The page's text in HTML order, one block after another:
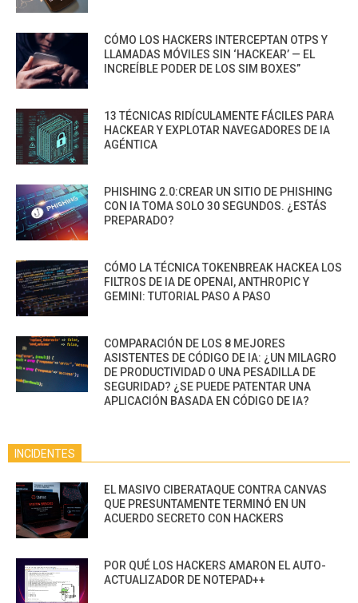
CÓMO LOS HACKERS INTERCEPTAN OTPS Y
LLAMADAS MÓVILES SIN ‘HACKEAR’ — EL
INCREÍBLE PODER DE LOS SIM BOXES”
13 TÉCNICAS RIDÍCULAMENTE FÁCILES PARA
HACKEAR Y EXPLOTAR NAVEGADORES DE IA
AGÉNTICA
PHISHING 2.0:CREAR UN SITIO DE PHISHING
CON IA TOMA SOLO 30 SEGUNDOS. ¿ESTÁS
PREPARADO?
CÓMO LA TÉCNICA TOKENBREAK HACKEA LOS
FILTROS DE IA DE OPENAI, ANTHROPIC Y
GEMINI: TUTORIAL PASO A PASO
COMPARACIÓN DE LOS 8 MEJORES
ASISTENTES DE CÓDIGO DE IA: ¿UN MILAGRO
DE PRODUCTIVIDAD O UNA PESADILLA DE
SEGURIDAD? ¿SE PUEDE PATENTAR UNA
APLICACIÓN BASADA EN CÓDIGO DE IA?
INCIDENTES
EL MASIVO CIBERATAQUE CONTRA CANVAS
QUE PRESUNTAMENTE TERMINÓ EN UN
ACUERDO SECRETO CON HACKERS
POR QUÉ LOS HACKERS AMARON EL AUTO-
ACTUALIZADOR DE NOTEPAD++